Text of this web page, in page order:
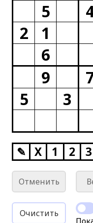
5
2
1
6
9
5
3
✎ X 1 2 3
Отменить
Очистить